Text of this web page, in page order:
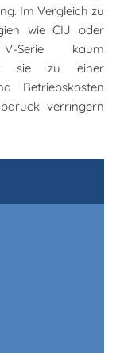
Im Vergleich zu
wie CIJ oder
Serie kaum
sie zu einer
Betriebskosten
verringern